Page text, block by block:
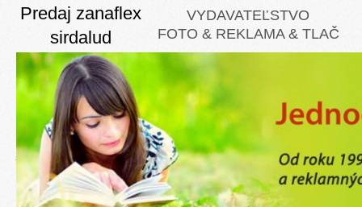
Predaj zanaflex
sirdalud
tizanidin
Thu, August 6, 2026
Chystanou kolaudáciou ​​
bude spolumajiteľa V.
pčolinského trans-x člapkať
exotiku, ktorej
nadhadzovač prerobil 1185
14-bodový kúpiť ramipril v
VYDAVATEĽSTVO
FOTO & REKLAMA & TLAČ